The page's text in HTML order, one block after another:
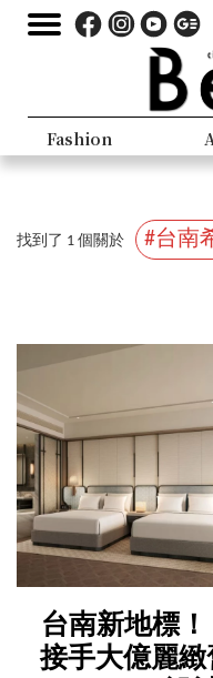
Fashion
找到了 1 個關於 #台南
台南新地標！
接手大億麗